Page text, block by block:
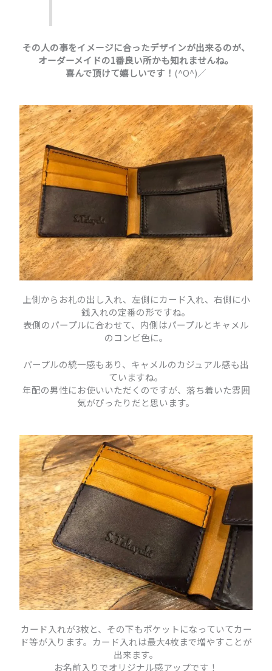
その人の事をイメージに合ったデザインが出来るのが、
オーダーメイドの1番良い所かも知れませんね。
喜んで頂けて嬉しいです！ (^O^)／
上側からお札の出し入れ、左側にカード入れ、右側に小
銭入れの定番の形ですね。
表側のパープルに合わせて、内側はパープルとキャメル
のコンビ色に。
パープルの統一感もあり、キャメルのカジュアル感も出
ていますね。
年配の男性にお使いいただくのですが、落ち着いた雰囲
気がぴったりだと思います。
カード入れが3枚と、その下もポケットになっていてカー
ド等が入ります。カード入れは最大4枚まで増やすことが
出来ます。
お名前入りでオリジナル感アップです！